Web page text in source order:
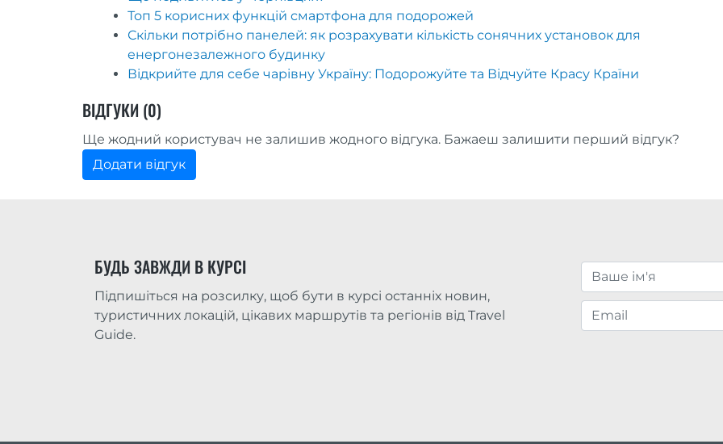
Топ 5 корисних функцій смартфона для подорожей
Скільки потрібно панелей: як розрахувати кількість сонячних установок для
енергонезалежного будинку
Відкрийте для себе чарівну Україну: Подорожуйте та Відчуйте Красу Країни
ВІДГУКИ (0)
Ще жодний користувач не залишив жодного відгука. Бажаеш залишити перший відгук?
Додати відгук
БУДЬ ЗАВЖДИ В КУРСІ
Підпишіться на розсилку, щоб бути в курсі останніх новин,
туристичних локацій, цікавих маршрутів та регіонів від Travel
Guide.